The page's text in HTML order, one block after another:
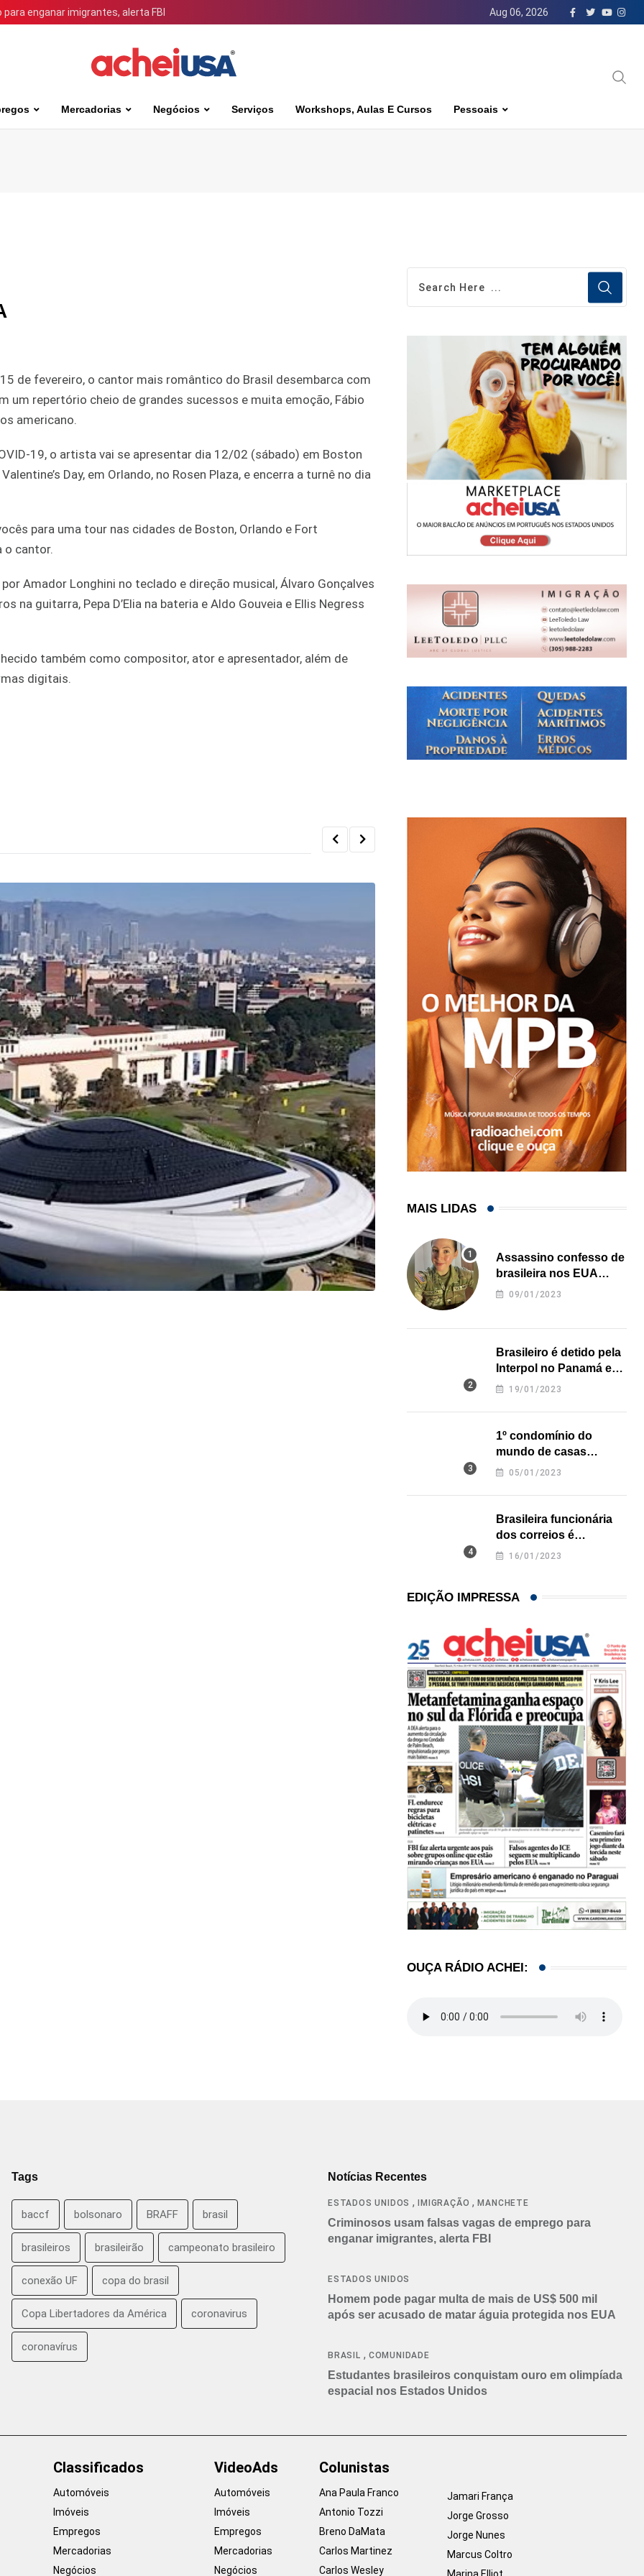
enganar imigrantes, alerta FBI Aug 06, 2026
Mercadorias Negócios Serviços Workshops, Aulas E Cursos Pessoais
de fevereiro, o cantor mais romântico do Brasil desembarca com
um repertório cheio de grandes sucessos e muita emoção, Fábio
americano.
19, o artista vai se apresentar dia 12/02 (sábado) em Boston
Day, em Orlando, no Rosen Plaza, e encerra a turnê no dia
para uma tour nas cidades de Boston, Orlando e Fort
o cantor.
Amador Longhini no teclado e direção musical, Álvaro Gonçalves
na guitarra, Pepa D’Elia na bateria e Aldo Gouveia e Ellis Negress
também como compositor, ator e apresentador, além de
digitais.
The Sergio Mendes Band ao vivo no Arsht...
MAIS LIDAS
Assassino confesso de
brasileira nos EUA
revela onde deixou o
09/01/2023
Brasileiro é detido pela
Interpol no Panamá e
pode pegar prisão
19/01/2023
1º condomínio do
mundo de casas
impressas em 3D é
05/01/2023
Brasileira funcionária
dos correios é
assassinada a facadas
16/01/2023
EDIÇÃO IMPRESSA
OUÇA RÁDIO ACHEI:
Tags
baccf bolsonaro BRAFF brasil
brasileiros brasileirão campeonato brasileiro
conexão UF copa do brasil
Copa Libertadores da América coronavirus
coronavírus
Notícias Recentes
ESTADOS UNIDOS , IMIGRAÇÃO ,MANCHETE
Criminosos usam falsas vagas de emprego para
enganar imigrantes, alerta FBI
ESTADOS UNIDOS
Homem pode pagar multa de mais de US$ 500 mil
após ser acusado de matar águia protegida nos EUA
BRASIL , COMUNIDADE
Estudantes brasileiros conquistam ouro em olimpíada
espacial nos Estados Unidos
Classificados
Automóveis
Imóveis
Empregos
Mercadorias
Negócios
VideoAds
Automóveis
Imóveis
Empregos
Mercadorias
Negócios
Colunistas
Ana Paula Franco
Antonio Tozzi
Breno DaMata
Carlos Martinez
Carlos Wesley
Jamari França
Jorge Grosso
Jorge Nunes
Marcus Coltro